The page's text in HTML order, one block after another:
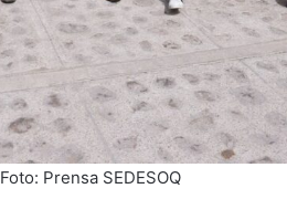
Foto: Prensa SEDESOQ